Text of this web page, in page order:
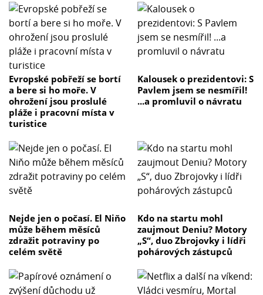
Evropské pobřeží se bortí
a bere si ho moře. V
ohrožení jsou proslulé
pláže i pracovní místa v
turistice
Kalousek o prezidentovi: S
Pavlem jsem se nesmířil!
...a promluvil o návratu
Nejde jen o počasí. El Niňo
může během měsíců
zdražit potraviny po
celém světě
Kdo na startu mohl
zaujmout Deniu? Motory
„S“, duo Zbrojovky i lídři
pohárových zástupců